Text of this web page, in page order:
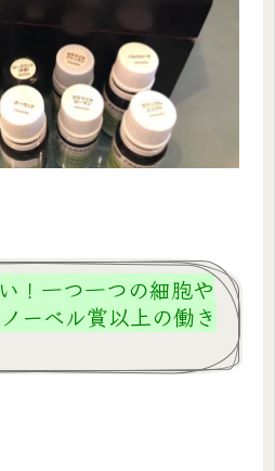
！一つ一つの細胞や
ーベル賞以上の働き